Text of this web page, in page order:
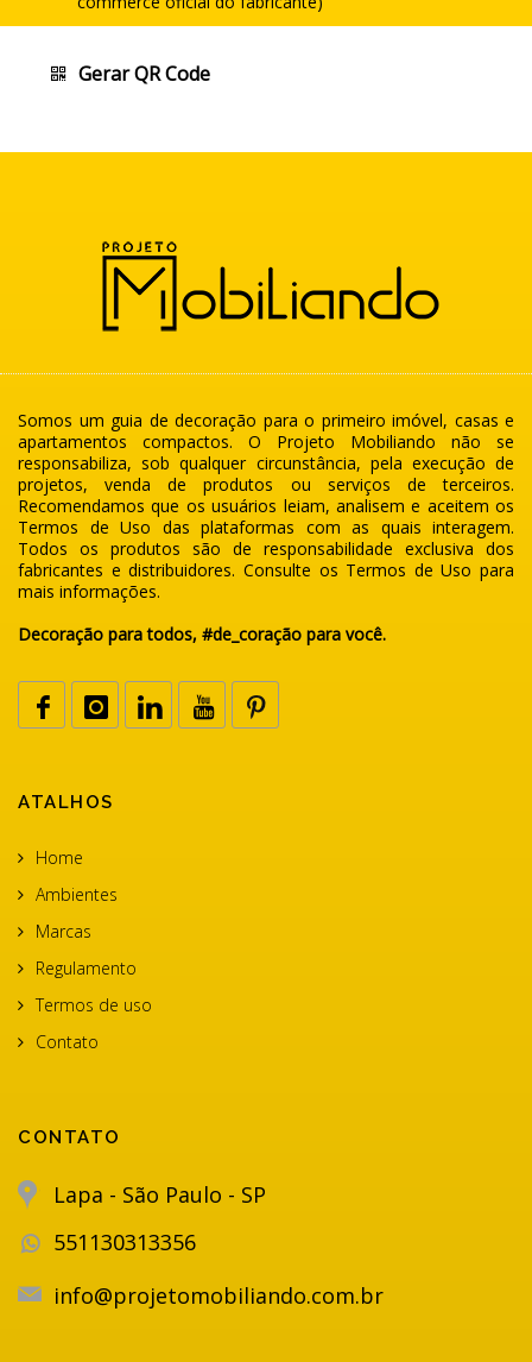
Gerar QR Code
Somos um guia de decoração para o primeiro imóvel, casas e
apartamentos compactos. O Projeto Mobiliando não se
responsabiliza, sob qualquer circunstância, pela execução de
projetos, venda de produtos ou serviços de terceiros.
Recomendamos que os usuários leiam, analisem e aceitem os
Termos de Uso das plataformas com as quais interagem.
Todos os produtos são de responsabilidade exclusiva dos
fabricantes e distribuidores. Consulte os Termos de Uso para
mais informações.
Decoração para todos, #de_coração para você.
ATALHOS
Home
Ambientes
Marcas
Regulamento
Termos de uso
Contato
CONTATO
Lapa - São Paulo - SP
551130313356
info@projetomobiliando.com.br